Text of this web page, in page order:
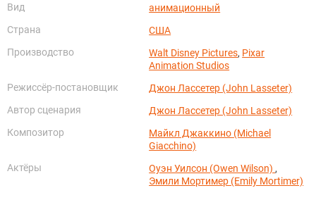
Вид
анимационный
Страна
США
Производство
Walt Disney Pictures, Pixar
Animation Studios
Режиссёр-постановщик
Джон Лассетер (John Lasseter)
Автор сценария
Джон Лассетер (John Lasseter)
Композитор
Майкл Джаккино (Michael
Giacchino)
Актёры
Оуэн Уилсон (Owen Wilson) ,
Эмили Мортимер (Emily Mortimer)